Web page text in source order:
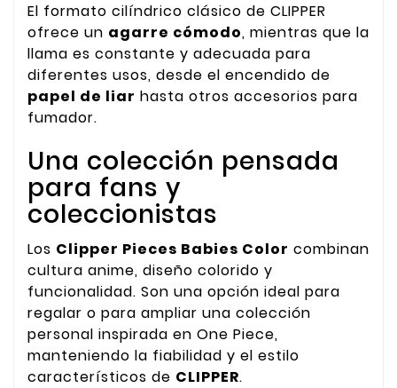
El formato cilíndrico clásico de CLIPPER
ofrece un agarre cómodo, mientras que la
llama es constante y adecuada para
diferentes usos, desde el encendido de
papel de liar hasta otros accesorios para
fumador.
Una colección pensada
para fans y
coleccionistas
Los Clipper Pieces Babies Color combinan
cultura anime, diseño colorido y
funcionalidad. Son una opción ideal para
regalar o para ampliar una colección
personal inspirada en One Piece,
manteniendo la fiabilidad y el estilo
característicos de CLIPPER.